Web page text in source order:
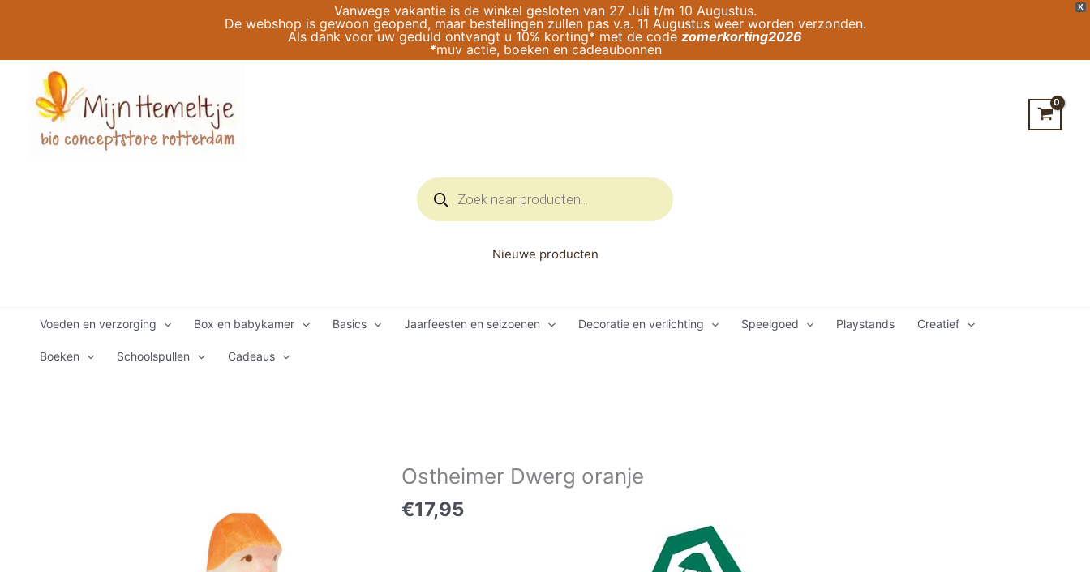
X
Vanwege vakantie is de winkel gesloten van 27 Juli t/m 10 Augustus.
De webshop is gewoon geopend, maar bestellingen zullen pas v.a. 11 Augustus weer worden verzonden.
Als dank voor uw geduld ontvangt u 10% korting* met de code zomerkorting2026
*muv actie, boeken en cadeaubonnen
Producten
zoeken
Nieuwe producten
Voeden en verzorging Box en babykamer Basics Jaarfeesten en seizoenen Decoratie en verlichting Speelgoed Playstands Creatief
Boeken Schoolspullen Cadeaus
Ostheimer Dwerg oranje
€17,95
Ostheimer
oranje